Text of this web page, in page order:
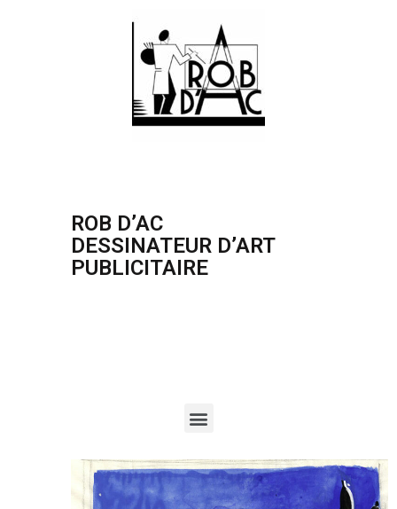
ROB D’AC
DESSINATEUR D’ART
PUBLICITAIRE